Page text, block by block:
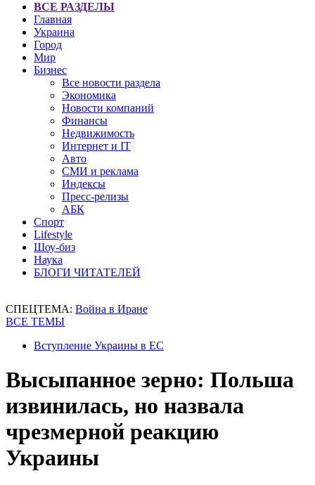
ВСЕ РАЗДЕЛЫ
Главная
Украина
Город
Мир
Бизнес
Все новости раздела
Экономика
Новости компаний
Финансы
Недвижимость
Интернет и IT
Авто
СМИ и реклама
Индексы
Пресс-релизы
АБК
Спорт
Lifestyle
Шоу-биз
Наука
БЛОГИ ЧИТАТЕЛЕЙ
СПЕЦТЕМА: Война в Иране
ВСЕ ТЕМЫ
Вступление Украины в ЕС
Высыпанное зерно: Польша
извинилась, но назвала
чрезмерной реакцию
Украины